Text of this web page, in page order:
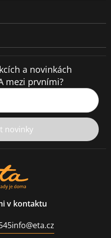
a novinkách
mezi prvními?
novinky
v kontaktu
info@eta.cz